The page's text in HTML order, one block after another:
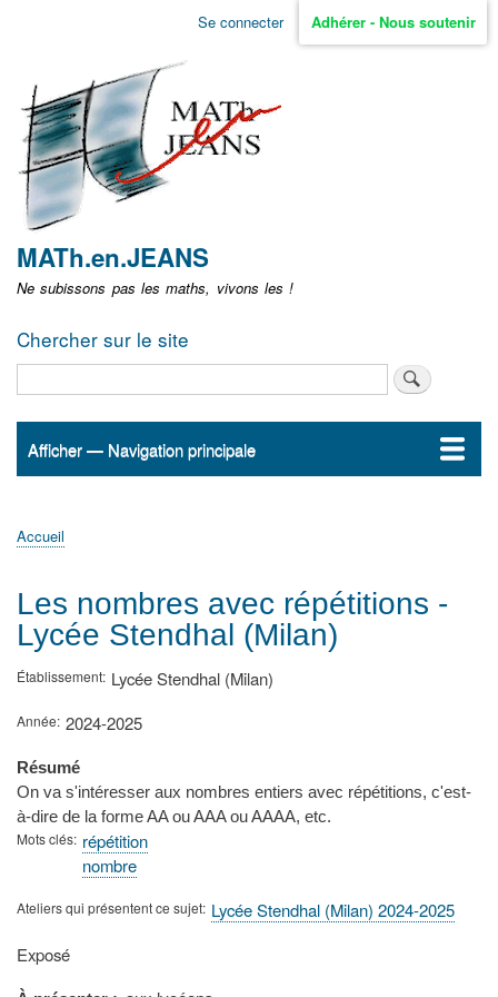
Aller
non
identifié
Se connecter Adhérer - Nous soutenir
MATh.en.JEANS
Ne subissons pas les maths, vivons les !
Chercher sur le site
Navigation
Afficher — Navigation principale
Accueil
ActualitésMATh.en.JEANS ?
Régions et Ateliers
Créer, gérer un atelier
Sujets/Publications
Congrès
d'Ariane
Accueil
Les nombres avec répétitions -
Lycée Stendhal (Milan)
Établissement Lycée Stendhal (Milan)
Année 2024-2025
Résumé
On va s'intéresser aux nombres entiers avec répétitions, c'est-
à-dire de la forme AA ou AAA ou AAAA, etc.
Mots clés répétition
nombre
Ateliers qui présentent ce sujet Lycée Stendhal (Milan) 2024-2025
Type
présentation
Exposé